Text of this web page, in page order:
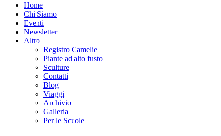
Home
Chi Siamo
Eventi
Newsletter
Altro
Registro Camelie
Piante ad alto fusto
Sculture
Contatti
Blog
Viaggi
Archivio
Galleria
Per le Scuole